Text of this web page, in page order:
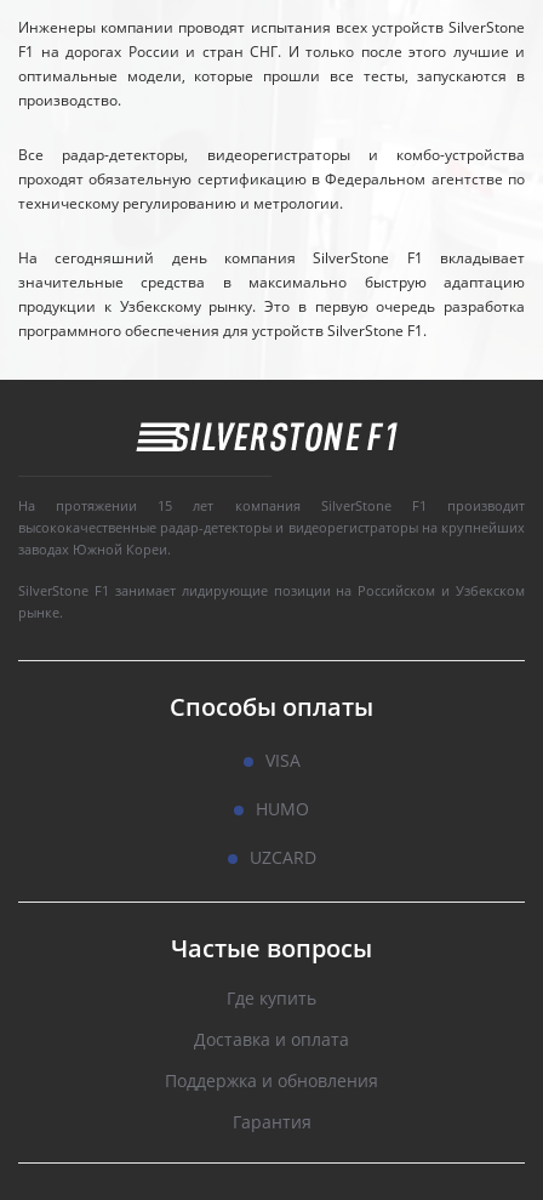
Инженеры компании проводят испытания всех устройств SilverStone
F1 на дорогах России и стран СНГ. И только после этого лучшие и
оптимальные модели, которые прошли все тесты, запускаются в
производство.
Все радар-детекторы, видеорегистраторы и комбо-устройства
проходят обязательную сертификацию в Федеральном агентстве по
техническому регулированию и метрологии.
На сегодняшний день компания SilverStone F1 вкладывает
значительные средства в максимально быструю адаптацию
продукции к Узбекскому рынку. Это в первую очередь разработка
программного обеспечения для устройств SilverStone F1.
На протяжении 15 лет компания SilverStone F1 производит
высококачественные радар-детекторы и видеорегистраторы на крупнейших
заводах Южной Кореи.
SilverStone F1 занимает лидирующие позиции на Российском и Узбекском
рынке.
Способы оплаты
VISA
HUMO
UZCARD
Частые вопросы
Где купить
Доставка и оплата
Поддержка и обновления
Гарантия